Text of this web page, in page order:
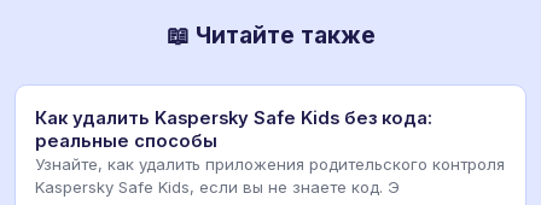
📖 Читайте также
Как удалить Kaspersky Safe Kids без кода:
реальные способы
Узнайте, как удалить приложения родительского контроля
Kaspersky Safe Kids, если вы не знаете код. Э